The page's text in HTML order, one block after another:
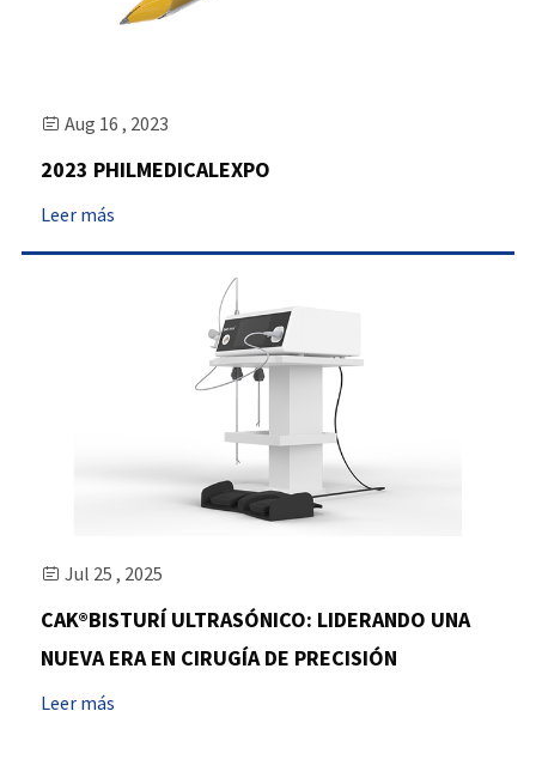
 Aug 16 , 2023
2023 PHILMEDICALEXPO
Leer más
 Jul 25 , 2025
CAK®BISTURÍ ULTRASÓNICO: LIDERANDO UNA
NUEVA ERA EN CIRUGÍA DE PRECISIÓN
Leer más